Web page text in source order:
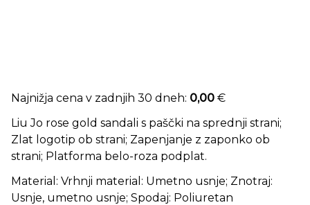
Najnižja cena v zadnjih 30 dneh: 0,00 €
Liu Jo rose gold sandali s paščki na sprednji strani;
Zlat logotip ob strani; Zapenjanje z zaponko ob
strani; Platforma belo-roza podplat.
Material: Vrhnji material: Umetno usnje; Znotraj:
Usnje, umetno usnje; Spodaj: Poliuretan